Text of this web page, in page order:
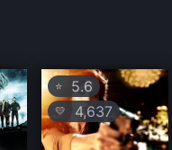
⭐ 5.6
💛 4,637